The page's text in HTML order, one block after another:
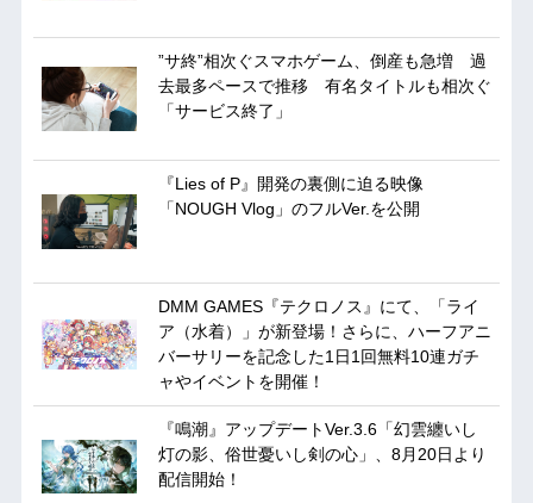
”サ終”相次ぐスマホゲーム、倒産も急増 過
去最多ペースで推移 有名タイトルも相次ぐ
「サービス終了」
『Lies of P』開発の裏側に迫る映像
「NOUGH Vlog」のフルVer.を公開
DMM GAMES『テクロノス』にて、「ライ
ア（水着）」が新登場！さらに、ハーフアニ
バーサリーを記念した1日1回無料10連ガチ
ャやイベントを開催！
『鳴潮』アップデートVer.3.6「幻雲纏いし
灯の影、俗世憂いし剣の心」、8月20日より
配信開始！